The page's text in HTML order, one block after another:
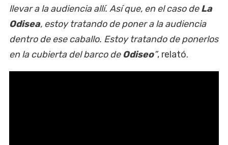
llevar a la audiencia allí. Así que, en el caso deLa
Odisea, estoy tratando de poner a la audiencia
dentro de ese caballo. Estoy tratando de ponerlos
en la cubierta del barco de Odiseo”, relató.